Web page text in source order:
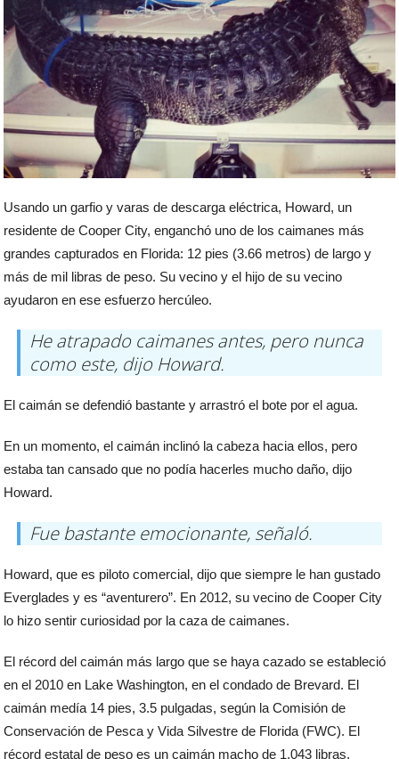
Usando un garfio y varas de descarga eléctrica, Howard, un
residente de Cooper City, enganchó uno de los caimanes más
grandes capturados en Florida: 12 pies (3.66 metros) de largo y
más de mil libras de peso. Su vecino y el hijo de su vecino
ayudaron en ese esfuerzo hercúleo.
He atrapado caimanes antes, pero nunca
como este, dijo Howard.
El caimán se defendió bastante y arrastró el bote por el agua.
En un momento, el caimán inclinó la cabeza hacia ellos, pero
estaba tan cansado que no podía hacerles mucho daño, dijo
Howard.
Fue bastante emocionante, señaló.
Howard, que es piloto comercial, dijo que siempre le han gustado
Everglades y es “aventurero”. En 2012, su vecino de Cooper City
lo hizo sentir curiosidad por la caza de caimanes.
El récord del caimán más largo que se haya cazado se estableció
en el 2010 en Lake Washington, en el condado de Brevard. El
caimán medía 14 pies, 3.5 pulgadas, según la Comisión de
Conservación de Pesca y Vida Silvestre de Florida (FWC). El
récord estatal de peso es un caimán macho de 1,043 libras,